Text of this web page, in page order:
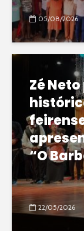
05/08/2026
Zé
“O
22/05/2026